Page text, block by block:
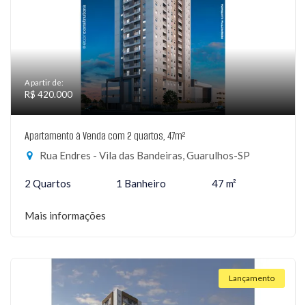
A partir de:
R$ 420.000
Apartamento à Venda com 2 quartos, 47m²
Rua Endres - Vila das Bandeiras, Guarulhos-SP
2 Quartos 1 Banheiro 47 m²
Mais informações
Lançamento